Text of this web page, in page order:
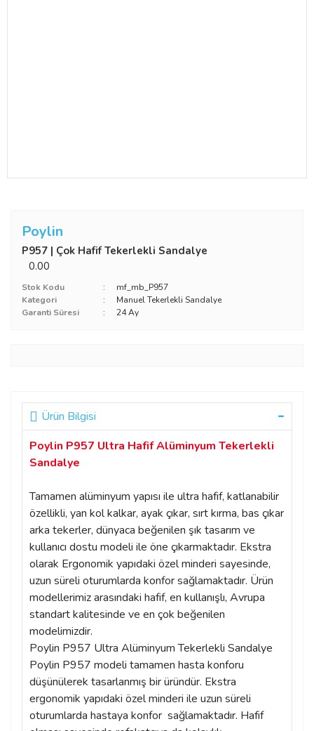
Poylin
P957 | Çok Hafif Tekerlekli Sandalye
0.00
Stok Kodu
mf_mb_P957
Kategori
Manuel Tekerlekli Sandalye
Garanti Süresi
24 Ay
Ürün Bilgisi
Poylin P957 Ultra Hafif Alüminyum Tekerlekli
Sandalye
Tamamen alüminyum yapısı ile ultra hafif, katlanabilir
özellikli, yan kol kalkar, ayak çıkar, sırt kırma, bas çıkar
arka tekerler, dünyaca beğenilen şık tasarım ve
kullanıcı dostu modeli ile öne çıkarmaktadır. Ekstra
olarak Ergonomik yapıdaki özel minderi sayesinde,
uzun süreli oturumlarda konfor sağlamaktadır. Ürün
modellerimiz arasındaki hafif, en kullanışlı, Avrupa
standart kalitesinde ve en çok beğenilen
modelimizdir.
Poylin P957 Ultra Alüminyum Tekerlekli Sandalye
Poylin P957 modeli tamamen hasta konforu
düşünülerek tasarlanmış bir üründür. Ekstra
ergonomik yapıdaki özel minderi ile uzun süreli
oturumlarda hastaya konfor sağlamaktadır. Hafif